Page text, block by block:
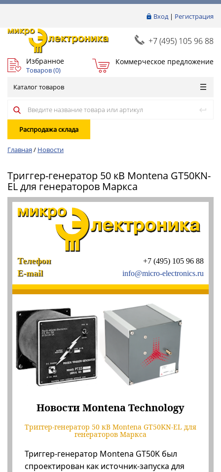
Вход| Регистрация
+7 (495) 105 96 88
Избранное
Товаров (0)
Коммерческое предложение
Каталог товаров
Распродажа склада
Главная / Новости
Триггер-генератор 50 кВ Montena GT50KN-
EL для генераторов Маркса
Телефон +7 (495) 105 96 88
E-mail info@micro-electronics.ru
Новости Montena Technology
Триггер-генератор 50 кВ Montena GT50KN-EL для
генераторов Маркса
Триггер-генератор Montena GT50K был
спроектирован как источник-запуска для